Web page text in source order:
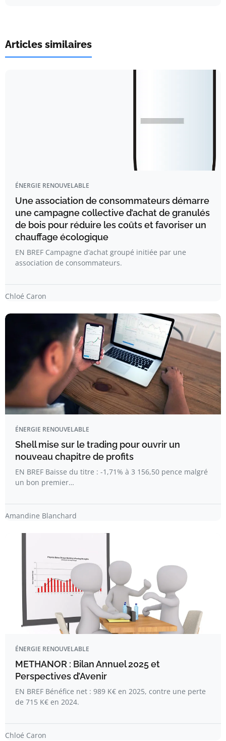
Articles similaires
ÉNERGIE RENOUVELABLE
Une association de consommateurs démarre
une campagne collective d’achat de granulés
de bois pour réduire les coûts et favoriser un
chauffage écologique
EN BREF Campagne d’achat groupé initiée par une
association de consommateurs.
Chloé Caron
ÉNERGIE RENOUVELABLE
Shell mise sur le trading pour ouvrir un
nouveau chapitre de profits
EN BREF Baisse du titre : -1,71% à 3 156,50 pence malgré
un bon premier…
Amandine Blanchard
ÉNERGIE RENOUVELABLE
METHANOR : Bilan Annuel 2025 et
Perspectives d’Avenir
EN BREF Bénéfice net : 989 K€ en 2025, contre une perte
de 715 K€ en 2024.
Chloé Caron